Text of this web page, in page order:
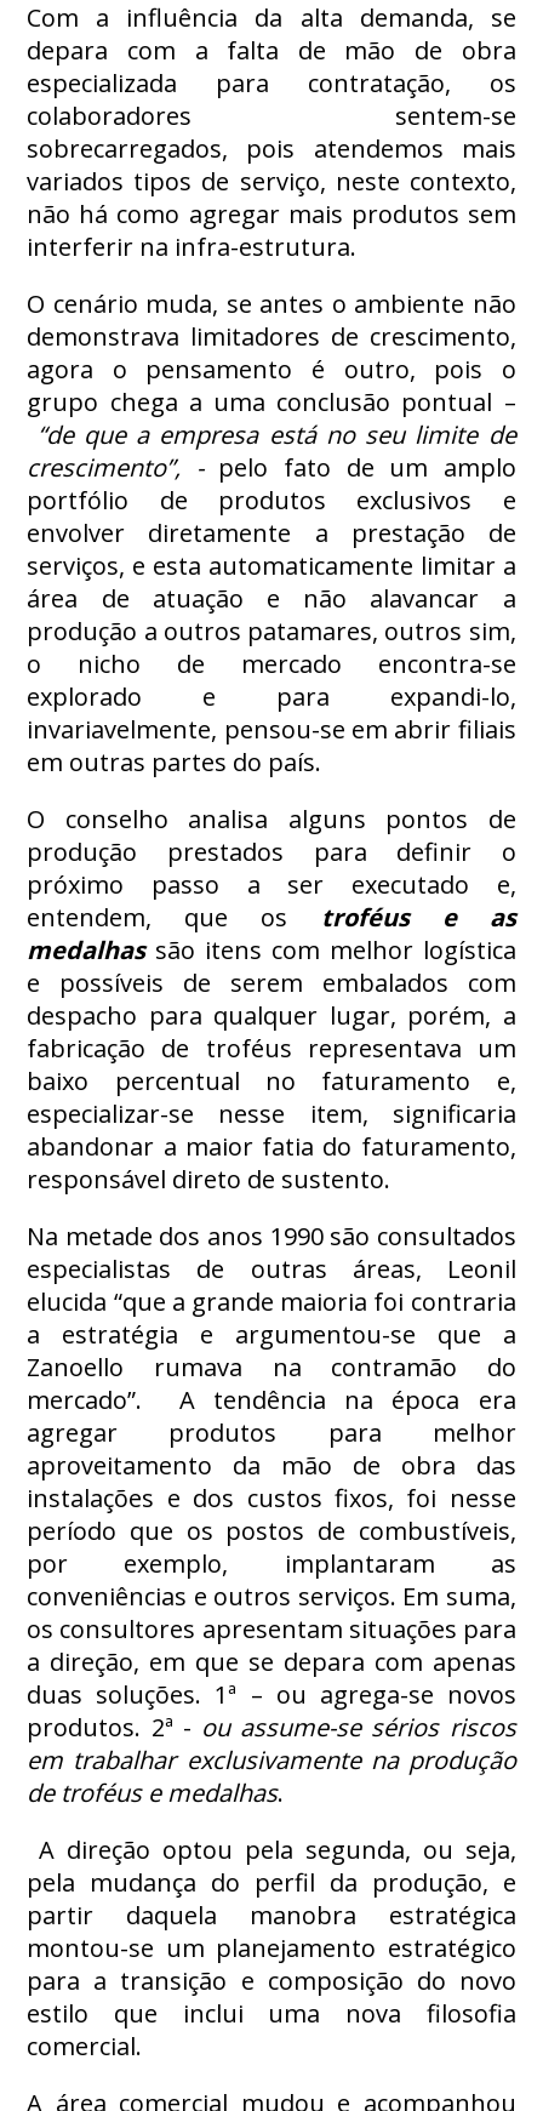
Com a influência da alta demanda, se
depara com a falta de mão de obra
especializada para contratação, os
colaboradores sentem-se
sobrecarregados, pois atendemos mais
variados tipos de serviço, neste contexto,
não há como agregar mais produtos sem
interferir na infra-estrutura.
O cenário muda, se antes o ambiente não
demonstrava limitadores de crescimento,
agora o pensamento é outro, pois o
grupo chega a uma conclusão pontual –
“de que a empresa está no seu limite de
crescimento”, - pelo fato de um amplo
portfólio de produtos exclusivos e
envolver diretamente a prestação de
serviços, e esta automaticamente limitar a
área de atuação e não alavancar a
produção a outros patamares, outros sim,
o nicho de mercado encontra-se
explorado e para expandi-lo,
invariavelmente, pensou-se em abrir filiais
em outras partes do país.
O conselho analisa alguns pontos de
produção prestados para definir o
próximo passo a ser executado e,
entendem, que os troféus e as
medalhas são itens com melhor logística
e possíveis de serem embalados com
despacho para qualquer lugar, porém, a
fabricação de troféus representava um
baixo percentual no faturamento e,
especializar-se nesse item, significaria
abandonar a maior fatia do faturamento,
responsável direto de sustento.
Na metade dos anos 1990 são consultados
especialistas de outras áreas, Leonil
elucida “que a grande maioria foi contraria
a estratégia e argumentou-se que a
Zanoello rumava na contramão do
mercado”. A tendência na época era
agregar produtos para melhor
aproveitamento da mão de obra das
instalações e dos custos fixos, foi nesse
período que os postos de combustíveis,
por exemplo, implantaram as
conveniências e outros serviços. Em suma,
os consultores apresentam situações para
a direção, em que se depara com apenas
duas soluções. 1ª – ou agrega-se novos
produtos. 2ª - ou assume-se sérios riscos
em trabalhar exclusivamente na produção
de troféus e medalhas.
A direção optou pela segunda, ou seja,
pela mudança do perfil da produção, e
partir daquela manobra estratégica
montou-se um planejamento estratégico
para a transição e composição do novo
estilo que inclui uma nova filosofia
comercial.
A área comercial mudou e acompanhou